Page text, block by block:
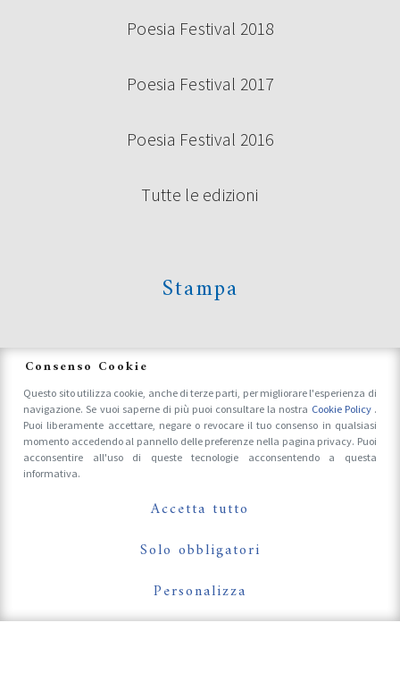
Poesia Festival 2018
Poesia Festival 2017
Poesia Festival 2016
Tutte le edizioni
Stampa
Accrediti Stampa e Fotografi
Follow Us On
Consenso Cookie
Questo sito utilizza cookie, anche di terze parti, per migliorare l'esperienza di
navigazione. Se vuoi saperne di più puoi consultare la nostra Cookie Policy .
Puoi liberamente accettare, negare o revocare il tuo consenso in qualsiasi
momento accedendo al pannello delle preferenze nella pagina privacy. Puoi
acconsentire all'uso di queste tecnologie acconsentendo a questa
informativa.
Accetta tutto
Solo obbligatori
Personalizza